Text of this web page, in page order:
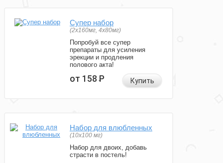
Супер набор
(2х160мг, 4х80мг)
Попробуй все супер
препараты для усиления
эрекции и продления
полового акта!
от 158Р Купить
Набор для влюбленных
(10х100 мг)
Набор для двоих, добавь
страсти в постель!